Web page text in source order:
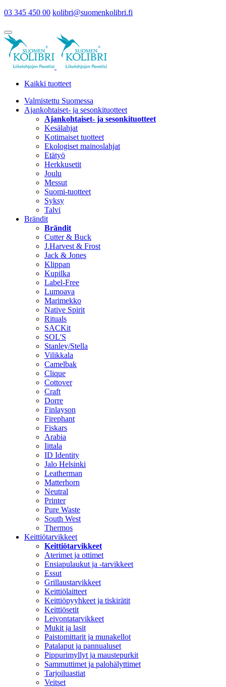
03 345 450 00 kolibri@suomenkolibri.fi
Kaikki tuotteet
Valmistettu Suomessa
Ajankohtaiset- ja sesonkituotteet
Ajankohtaiset- ja sesonkituotteet
Kesälahjat
Kotimaiset tuotteet
Ekologiset mainoslahjat
Etätyö
Herkkusetit
Joulu
Messut
Suomi-tuotteet
Syksy
Talvi
Brändit
Brändit
Cutter & Buck
J.Harvest & Frost
Jack & Jones
Klippan
Kupilka
Label-Free
Lumoava
Marimekko
Native Spirit
Rituals
SACKit
SOL'S
Stanley/Stella
Vilikkala
Camelbak
Clique
Cottover
Craft
Dorre
Finlayson
Firephant
Fiskars
Arabia
Iittala
ID Identity
Jalo Helsinki
Leatherman
Matterhorn
Neutral
Printer
Pure Waste
South West
Thermos
Keittiötarvikkeet
Keittiötarvikkeet
Aterimet ja ottimet
Ensiapulaukut ja -tarvikkeet
Essut
Grillaustarvikkeet
Keittiölaitteet
Keittiöpyyhkeet ja tiskirätit
Keittiösetit
Leivontatarvikkeet
Mukit ja lasit
Paistomittarit ja munakellot
Patalaput ja pannualuset
Pippurimyllyt ja maustepurkit
Sammuttimet ja palohälyttimet
Tarjoiluastiat
Veitset